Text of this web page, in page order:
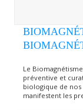
Le
préventive et
biologique de nos
manifestent les